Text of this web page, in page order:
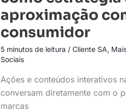
aproximação
consumidor
5 minutos de leitura / Cliente SA,
Sociais
Ações e conteúdos interativos
conversam diretamente com o
marcas
estratégia
de
aproximação
com
consumidor